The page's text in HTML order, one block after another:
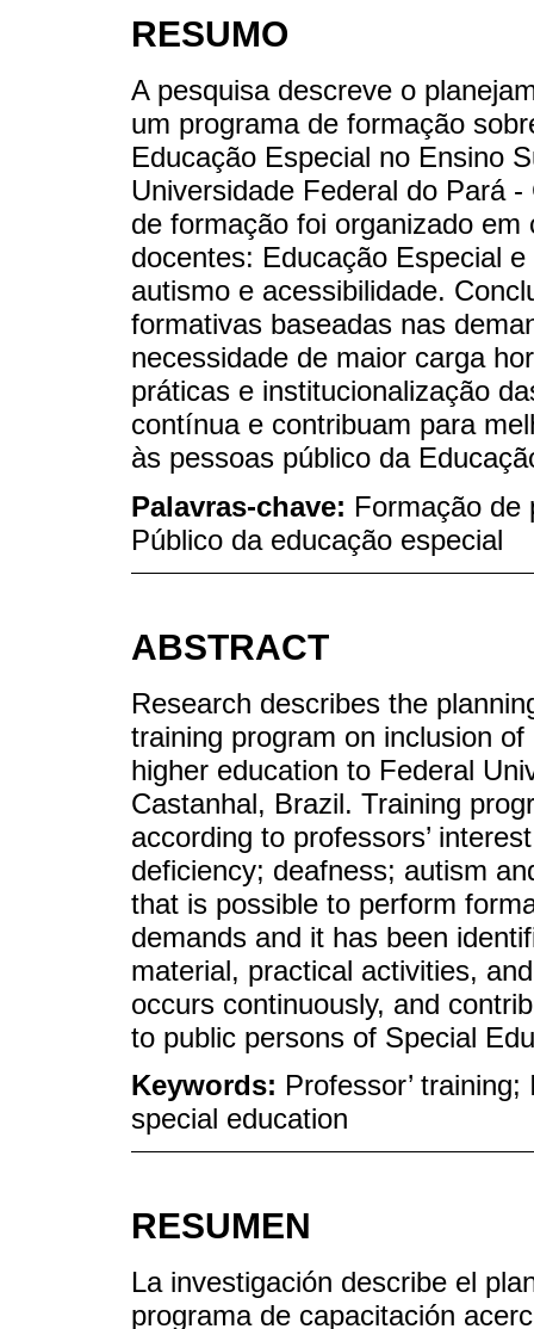
RESUMO
A pesquisa descreve o
um programa de formação
Educação Especial no Ensino
Universidade Federal do Pará
de formação foi organizado
docentes: Educação Especial
autismo e acessibilidade.
formativas baseadas nas
necessidade de maior carga
práticas e institucionalização
contínua e contribuam para
às pessoas público da
Palavras-chave: Formação de
Público da educação especial
ABSTRACT
Research describes the
training program on inclusion
higher education to Federal
Castanhal, Brazil. Training
according to professors’
deficiency; deafness; autism
that is possible to perform
demands and it has been
material, practical activities,
occurs continuously, and
to public persons of Special
Keywords: Professor’
special education
RESUMEN
La investigación describe el
programa de capacitación